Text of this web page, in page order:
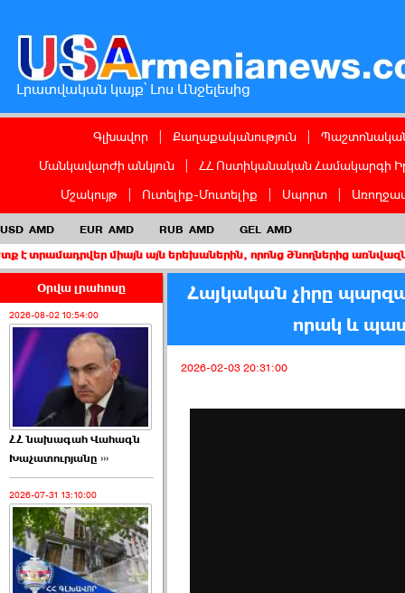
Լրատվական կայք՝ Լոս Անջելեսից
Գլխավոր Քաղաքականություն
Մանկավարժի անկյուն
ՀՀ Ոստիկանական Համակարգի
Մշակույթ
Ուտելիք-Մուտելիք Սպորտ
USD AMD EUR AMD RUB AMD GEL AMD
այն երեխաներին, որոնց ծնողներից առնվազն մեկը ԱՄՆ
Օրվա լրահոսը
2026-08-02 10:54:00
ՀՀ նախագահ Վահագն
Խաչատուրյանը ›››
2026-07-31 13:10:00
Հայկական չիրը
որակ և
2026-02-03 20:31:00